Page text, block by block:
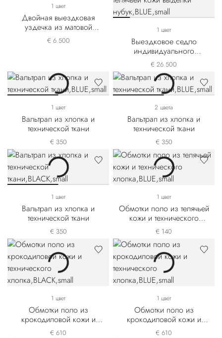
1 цвет
Двойная выездковая
уздечка из матовой
крокодиловой кожи
€ 6.500
1 цвет
Выездковое седло
индивидуального
изготовления из матовой
крокодиловой кожи и
телячьей кожи выделки
нубук
€ 26.500
1 цвет
Вальтрап из хлопка и
технической ткани
€ 350
2 цвета
Вальтрап из хлопка и
технической ткани
€ 350
1 цвет
Вальтрап из хлопка и
технической ткани
€ 350
1 цвет
Обмотки поло из телячьей
кожи и технического
хлопка
€ 140
1 цвет
Обмотки поло из
крокодиловой кожи и
технического хлопка
€ 610
1 цвет
Обмотки поло из
крокодиловой кожи и
технического хлопка
€ 610